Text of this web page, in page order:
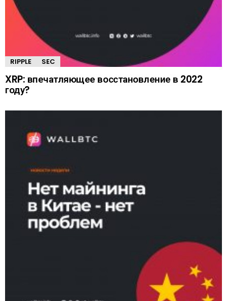
RIPPLE SEC
XRP: впечатляющее восстановление в 2022
году?